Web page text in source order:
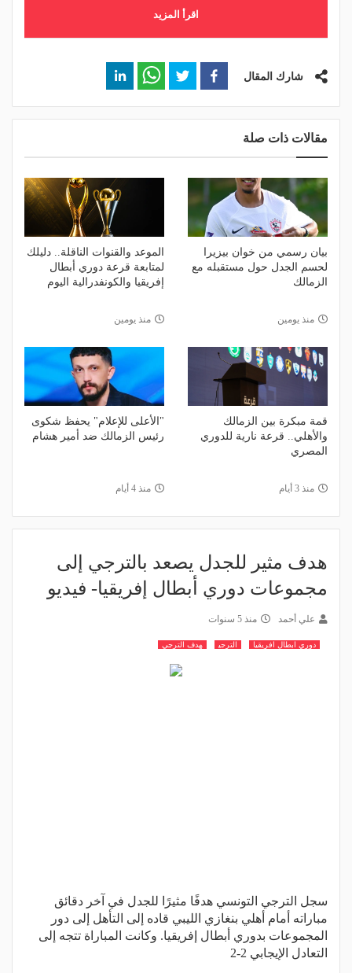
اقرأ المزيد
شارك المقال
مقالات ذات صلة
بيان رسمي من خوان بيزيرا
لحسم الجدل حول مستقبله مع
الزمالك
منذ يومين
الموعد والقنوات الناقلة.. دليلك
لمتابعة قرعة دوري أبطال
إفريقيا والكونفدرالية اليوم
منذ يومين
قمة مبكرة بين الزمالك
والأهلي.. قرعة نارية للدوري
المصري
منذ 3 أيام
"الأعلى للإعلام" يحفظ شكوى
رئيس الزمالك ضد أمير هشام
منذ 4 أيام
هدف مثير للجدل يصعد بالترجي إلى
مجموعات دوري أبطال إفريقيا- فيديو
علي أحمد منذ 5 سنوات
دوري ابطال افريقيا الترجي هدف الترجي
سجل الترجي التونسي هدفًا مثيرًا للجدل في آخر دقائق
مباراته أمام أهلي بنغازي الليبي قاده إلى التأهل إلى دور
المجموعات بدوري أبطال إفريقيا. وكانت المباراة تتجه إلى
التعادل الإيجابي 2-2